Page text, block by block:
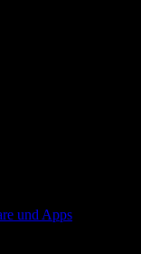
und Apps